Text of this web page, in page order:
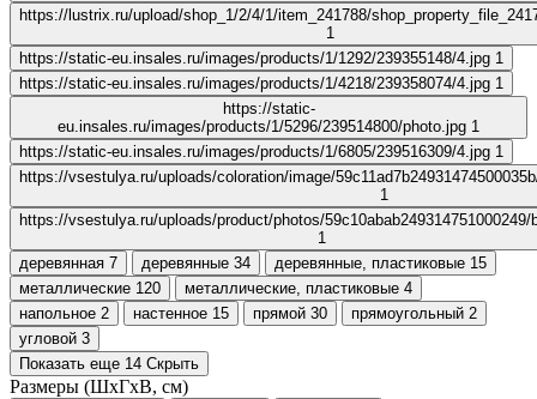
https://lustrix.ru/upload/shop_1/2/4/1/item_241788/
1
https://static-eu.insales.ru/images/products/1/1292/239355148/4.jpg 1
https://static-eu.insales.ru/images/products/1/4218/239358074/4.jpg 1
https://static-
eu.insales.ru/images/products/1/5296/239514800/photo.jpg 1
https://static-eu.insales.ru/images/products/1/6805/239516309/4.jpg 1
https://vsestulya.ru/uploads/coloration/image/
1
https://vsestulya.ru/uploads/product/photos/59c10abab249314751000249/
1
деревянная 7 деревянные 34 деревянные, пластиковые 15
металлические 120 металлические, пластиковые 4
напольное 2 настенное 15 прямой 30 прямоугольный 2
угловой 3
Показать еще 14 Скрыть
Размеры (ШхГхВ, см)